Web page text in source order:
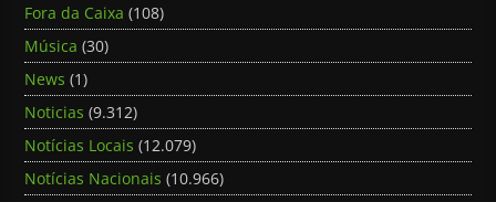
Fora da Caixa (108)
Música (30)
News (1)
Noticias (9.312)
Notícias Locais (12.079)
Notícias Nacionais (10.966)